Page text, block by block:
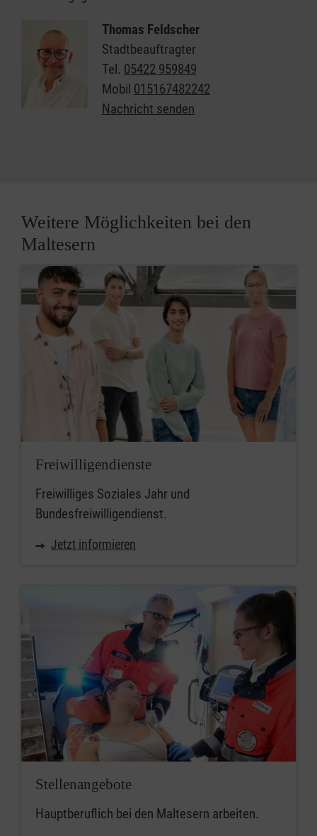
Thomas Feldscher
Stadtbeauftragter
Tel. 05422 959849
Mobil 015167482242
Nachricht senden
Weitere Möglichkeiten bei den
Maltesern
Freiwilligendienste
Freiwilliges Soziales Jahr und
Bundesfreiwilligendienst.
Jetzt informieren
Stellenangebote
Hauptberuflich bei den Maltesern arbeiten.